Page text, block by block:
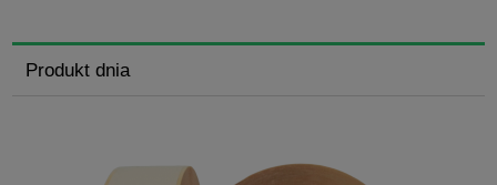
Produkt dnia